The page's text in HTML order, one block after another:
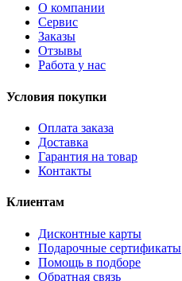
О компании
Сервис
Заказы
Отзывы
Работа у нас
Условия покупки
Оплата заказа
Доставка
Гарантия на товар
Контакты
Клиентам
Дисконтные карты
Подарочные сертификаты
Помощь в подборе
Обратная связь